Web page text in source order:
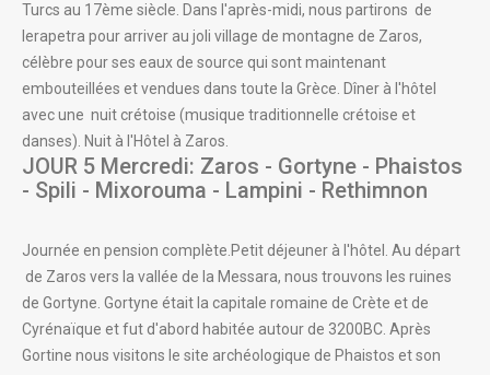
Turcs au 17ème siècle. Dans l'après-midi, nous partirons de
Ierapetra pour arriver au joli village de montagne de Zaros,
célèbre pour ses eaux de source qui sont maintenant
embouteillées et vendues dans toute la Grèce. Dîner à l'hôtel
avec une nuit crétoise (musique traditionnelle crétoise et
danses). Nuit à l'Hôtel à Zaros.
JOUR 5 Mercredi: Zaros - Gortyne - Phaistos
- Spili - Mixorouma - Lampini - Rethimnon
Journée en pension complète.Petit déjeuner à l'hôtel. Au départ
de Zaros vers la vallée de la Messara, nous trouvons les ruines
de Gortyne. Gortyne était la capitale romaine de Crète et de
Cyrénaïque et fut d'abord habitée autour de 3200BC. Après
Gortine nous visitons le site archéologique de Phaistos et son